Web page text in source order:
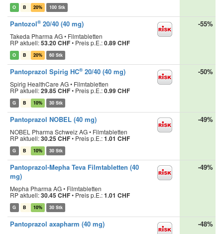
O B 20% 100 Stk
Pantozol® 20/40 (40 mg)
Takeda Pharma AG • Filmtabletten
RP aktuell:53.20 CHF• Preis p.E.:0.89 CHF
O B 20% 60 Stk
-55%
Pantoprazol Spirig HC® 20/40 (40 mg)
Spirig HealthCare AG • Filmtabletten
RP aktuell:29.85 CHF• Preis p.E.:0.99 CHF
G B 10% 30 Stk
-50%
Pantoprazol NOBEL (40 mg)
NOBEL Pharma Schweiz AG • Filmtabletten
RP aktuell:30.25 CHF• Preis p.E.:1.01 CHF
G B 10% 30 Stk
-49%
Pantoprazol-Mepha Teva Filmtabletten (40
mg)
Mepha Pharma AG • Filmtabletten
RP aktuell:30.45 CHF• Preis p.E.:1.01 CHF
G B 10% 30 Stk
-49%
Pantoprazol axapharm (40 mg) -48%